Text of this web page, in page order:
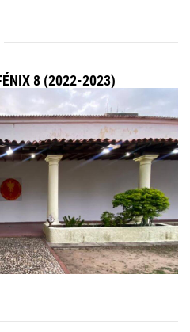
8 (2022-2023)